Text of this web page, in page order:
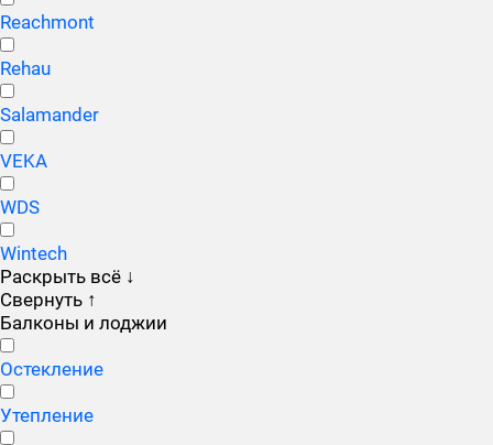
Reachmont
Rehau
Salamander
VEKA
WDS
Wintech
Раскрыть всё ↓
Свернуть ↑
Балконы и лоджии
Остекление
Утепление